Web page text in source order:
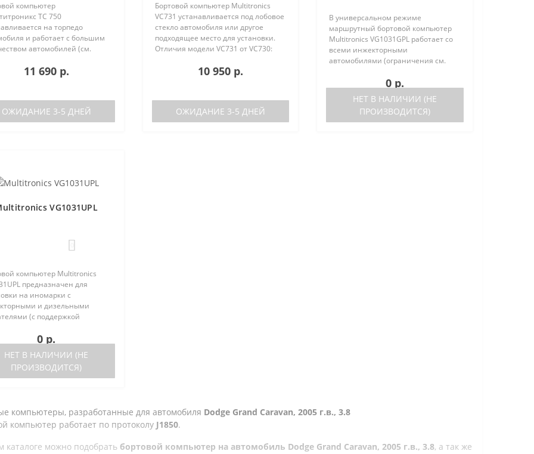
компьютер
TC 750
на торпедо
и работает с большим
автомобилей (см.
TC 740 от модели TC 750:
голосового синтезатора
11 690 р.
ОЖИДАНИЕ 3-5 ДНЕЙ
Бортовой компьютер Multitronics
VC731 устанавливается под лобовое
стекло автомобиля или другое
подходящее место для установки.
Отличия модели VC731 от VC730:
(модель VC730 без голоса)
10 950 р.
ОЖИДАНИЕ 3-5 ДНЕЙ
В универсальном режиме
маршрутный бортовой компьютер
Multitronics VG1031GPL работает со
всеми инжекторными
автомобилями (ограничения см.
компьютер поддерживает большое
иномарок. Отличия р..
0 р.
НЕТ В НАЛИЧИИ (НЕ
ПРОИЗВОДИТСЯ)
VG1031UPL
компьютер Multitronics
предназначен для
на иномарки с
и дизельными
(с поддержкой
автомобили. Работа
так и на..
0 р.
НЕТ В НАЛИЧИИ (НЕ
ПРОИЗВОДИТСЯ)
компьютеры, разработанные для автомобиля Dodge Grand Caravan, 2005 г.в., 3.8
компьютер работает по протоколу J1850.
каталоге можно подобрать бортовой компьютер на автомобиль Dodge Grand Caravan, 2005 г.в., 3.8, а так же